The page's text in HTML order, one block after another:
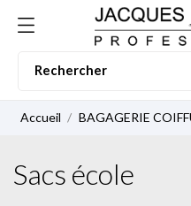
Accueil BAGAGERIE
Sacs école